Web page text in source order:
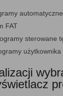
automatyczne
FAT
sterowane
użytkownika